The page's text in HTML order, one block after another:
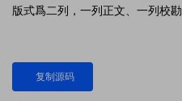
版式爲二列，一列正文、一列校勘
复制源码